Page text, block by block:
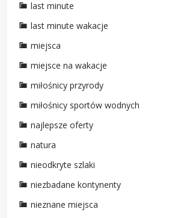
last minute
last minute wakacje
miejsca
miejsce na wakacje
miłośnicy przyrody
miłośnicy sportów wodnych
najlepsze oferty
natura
nieodkryte szlaki
niezbadane kontynenty
nieznane miejsca